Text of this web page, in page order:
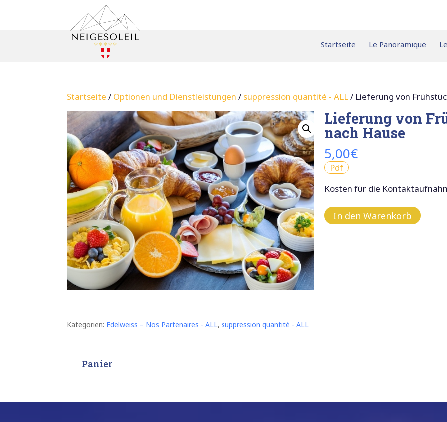
Startseite Le Panoramique
Startseite / Optionen und Dienstleistungen / suppression quantité - ALL/ Lieferung von
Lieferung von
nach Hause
5,00€
Pdf
Kosten für die
In den Warenkorb
Kategorien: Edelweiss – Nos Partenaires - ALL,suppression quantité - ALL
Panier